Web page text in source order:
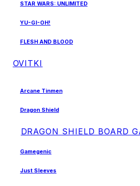
STAR WARS: UNLIMITED
YU-GI-OH!
FLESH AND BLOOD
OVITKI
Arcane Tinmen
Dragon Shield
DRAGON SHIELD BOARD
Gamegenic
Just Sleeves